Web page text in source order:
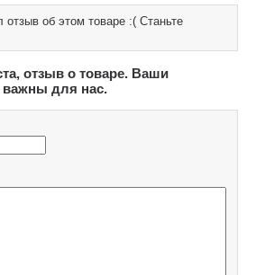
отзыв об этом товаре :( Станьте
отзыв о товаре. Ваши
важны для нас.